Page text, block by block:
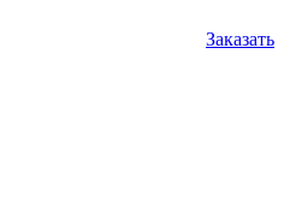
Заказать